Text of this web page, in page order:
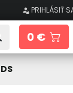
PRIHLÁSIŤ
0 €